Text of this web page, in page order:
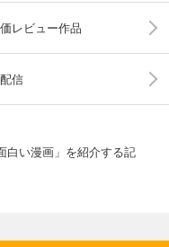
レビュー作品
信
白い漫画」を紹介する記